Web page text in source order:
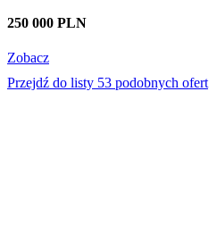
250 000 PLN
Zobacz
Przejdź do listy 53 podobnych ofert